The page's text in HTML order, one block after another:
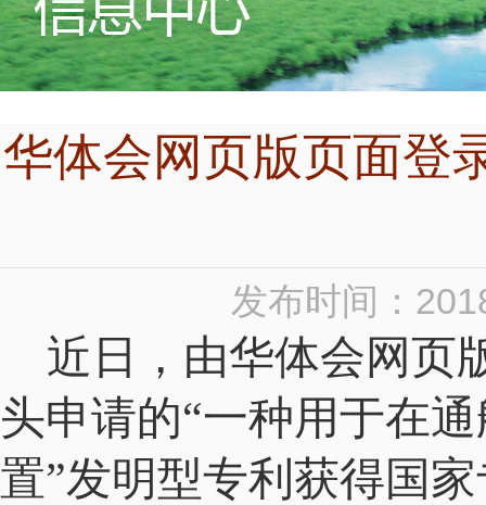
华体会网页版页面登
发布时间：
近日，由华体会网页
头申请的“一种用于在
置”发明型专利获得国